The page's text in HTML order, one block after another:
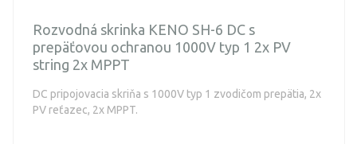
Rozvodná skrinka KENO SH-6 DC s
prepäťovou ochranou 1000V typ 1 2x PV
string 2x MPPT
DC pripojovacia skriňa s 1000V typ 1 zvodičom prepätia, 2x
PV reťazec, 2x MPPT.